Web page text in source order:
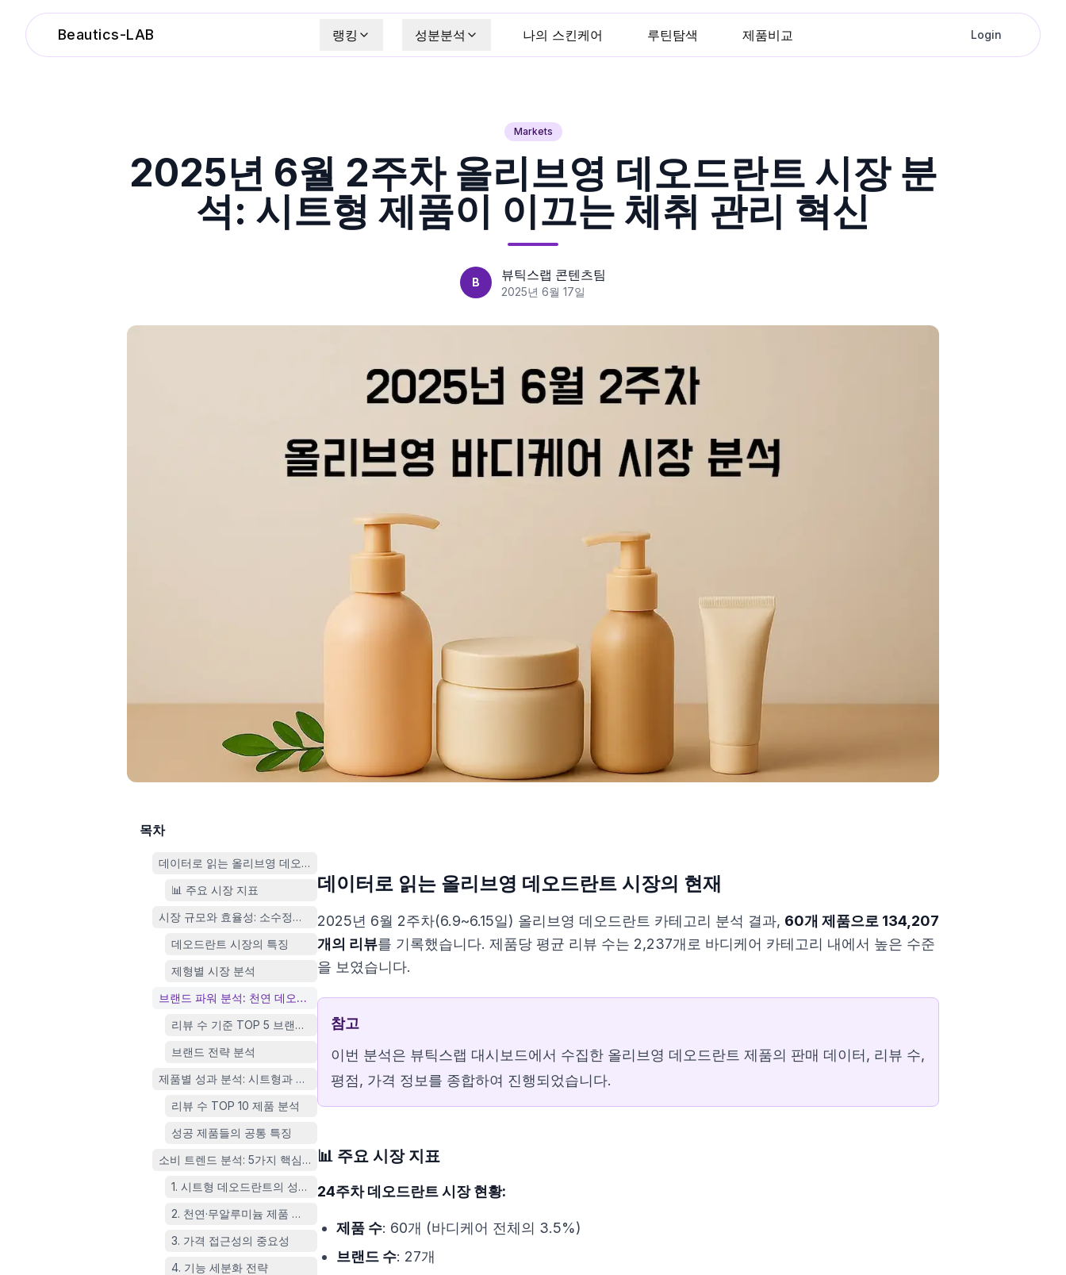
Beautics-LAB 랭킹 성분분석 나의 스킨케어 루틴탐색 제품비교 Login
Markets
2025년 6월 2주차 올리브영 데오드란트 시장 분
석: 시트형 제품이 이끄는 체취 관리 혁신
B 뷰틱스랩 콘텐츠팀
2025년 6월 17일
목차
데이터로 읽는 올리브영 데오드란트 시장의 현재
📊 주요 시장 지표
시장 규모와 효율성: 소수정예의 고효율 시장
데오드란트 시장의 특징
제형별 시장 분석
브랜드 파워 분석: 천연 데오드란트의 강세
리뷰 수 기준 TOP 5 브랜드 심층 분석
브랜드 전략 분석
제품별 성과 분석: 시트형과 천연 제품의 양강 구도
리뷰 수 TOP 10 제품 분석
성공 제품들의 공통 특징
소비 트렌드 분석: 5가지 핵심 인사이트
1. 시트형 데오드란트의 성장과 기술적 우수성
2. 천연·무알루미늄 제품 선호와 과학적 근거
3. 가격 접근성의 중요성
4. 기능 세분화 전략
데이터로 읽는 올리브영 데오드란트 시장의 현재
2025년 6월 2주차(6.9~6.15일) 올리브영 데오드란트 카테고리 분석 결과, 60개 제품으로 134,207
개의 리뷰를 기록했습니다. 제품당 평균 리뷰 수는 2,237개로 바디케어 카테고리 내에서 높은 수준
을 보였습니다.
참고
이번 분석은 뷰틱스랩 대시보드에서 수집한 올리브영 데오드란트 제품의 판매 데이터, 리뷰 수,
평점, 가격 정보를 종합하여 진행되었습니다.
📊 주요 시장 지표
24주차 데오드란트 시장 현황:
제품 수: 60개 (바디케어 전체의 3.5%)
브랜드 수: 27개